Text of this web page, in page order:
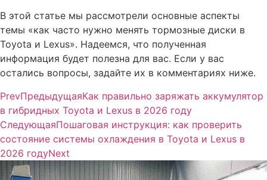
В этой статье мы рассмотрели основные аспекты
темы «как часто нужно менять тормозные диски в
Toyota и Lexus». Надеемся, что полученная
информация будет полезна для вас. Если у вас
остались вопросы, задайте их в комментариях ниже.
PrevПредыдущаяКак правильно заряжать аккумулятор
в гибридных Toyota и Lexus в 2026 году
СледующаяПошаговая инструкция: как проверить
состояние системы охлаждения в Toyota и Lexus в
2026 годуNext